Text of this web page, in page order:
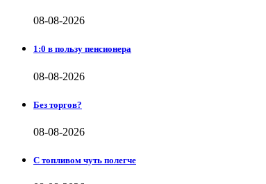
08-08-2026
1:0 в пользу пенсионера
08-08-2026
Без торгов?
08-08-2026
С топливом чуть полегче